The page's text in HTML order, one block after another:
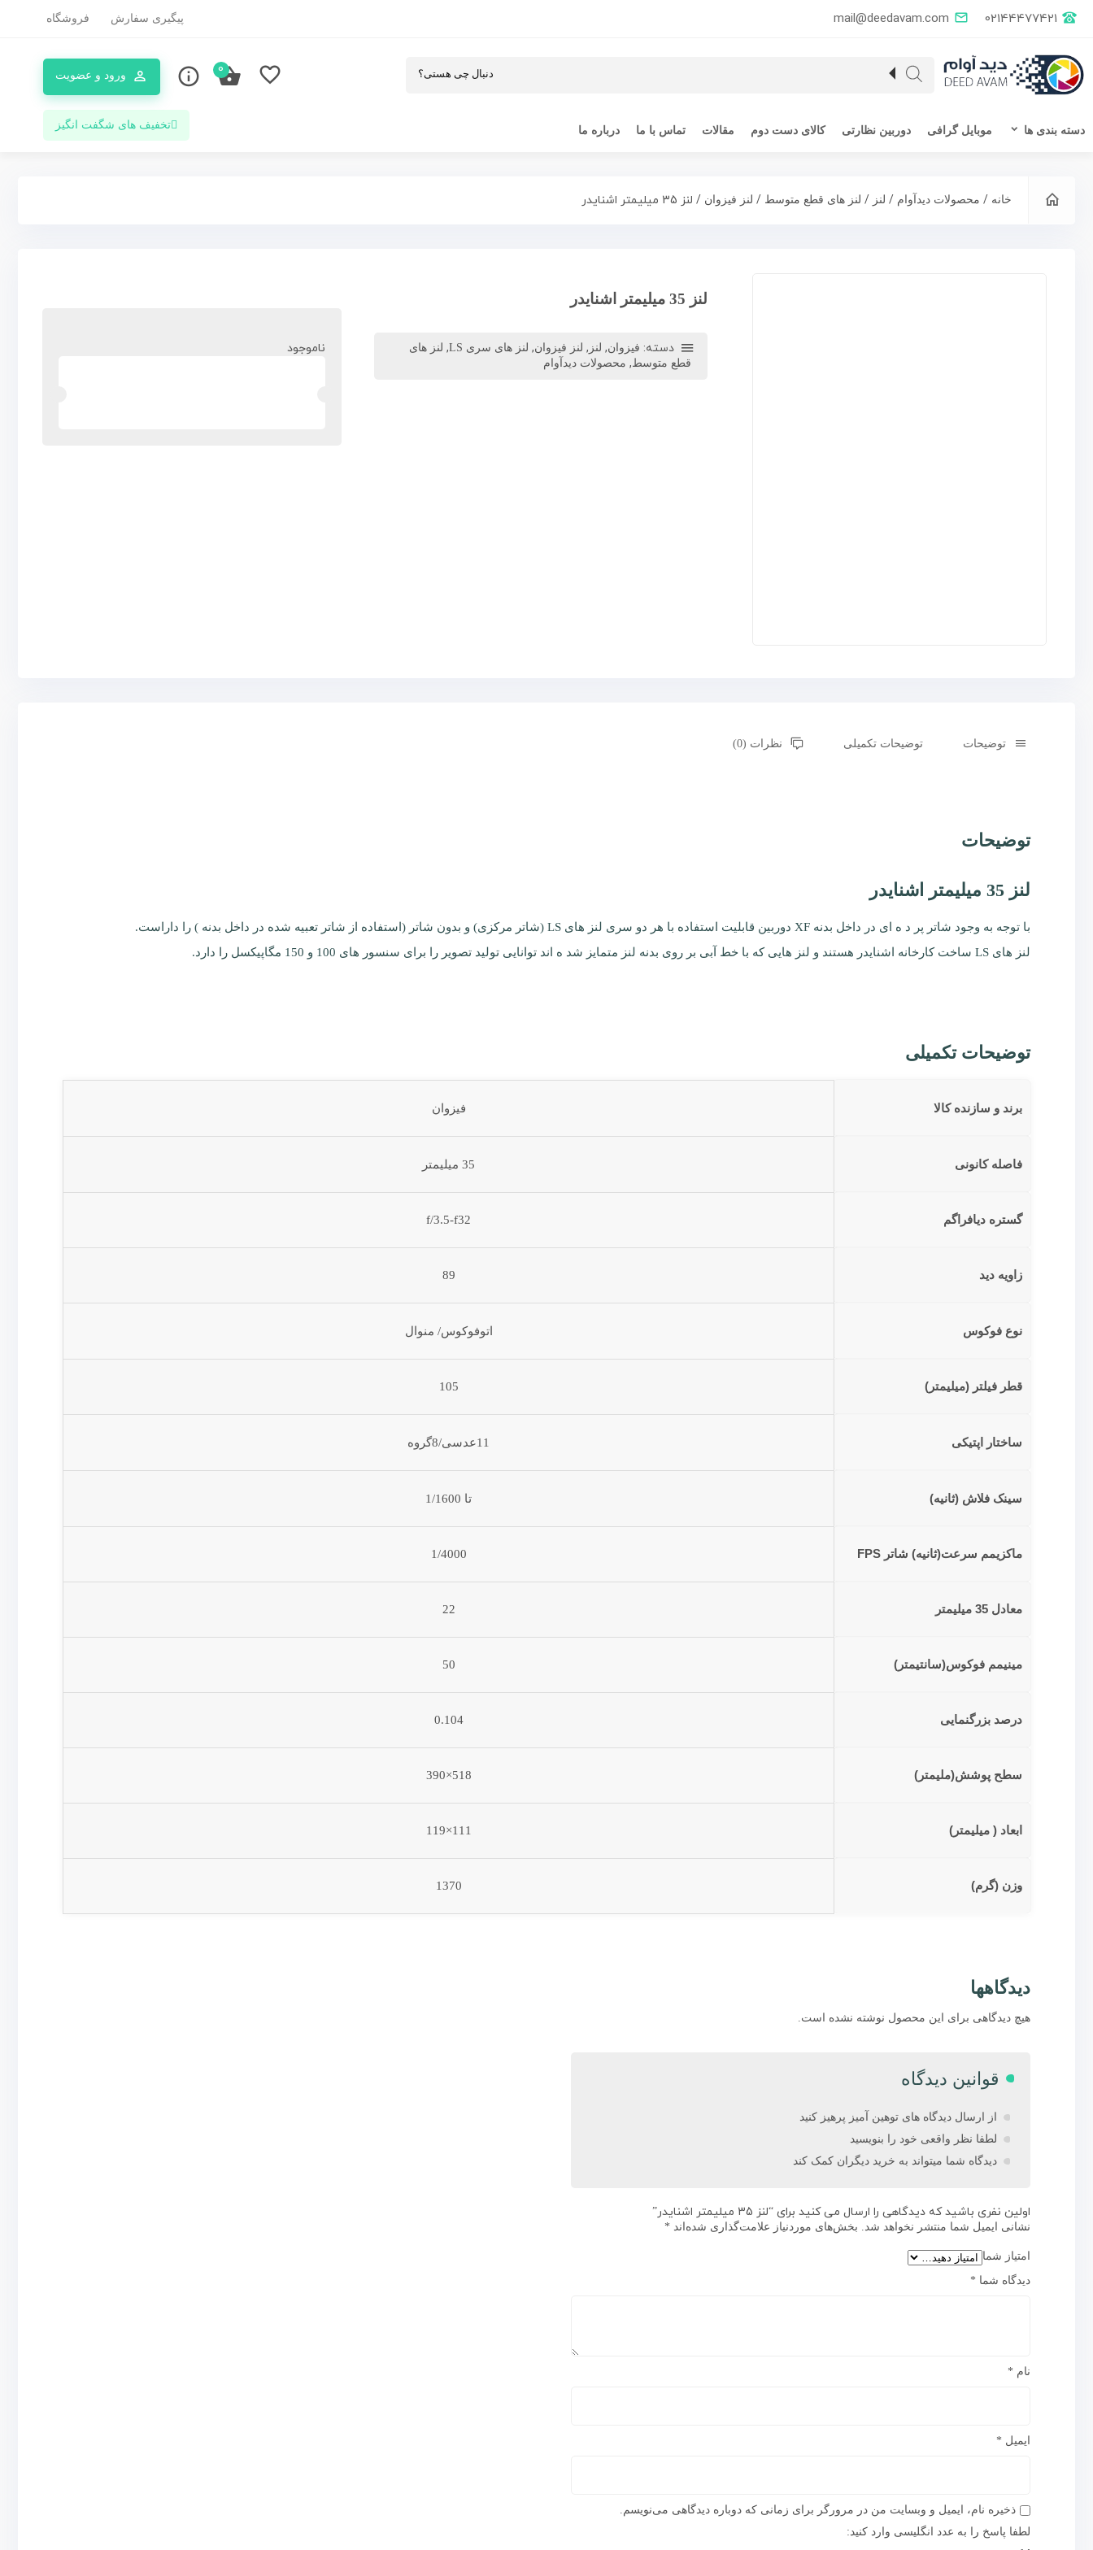
mail@deedavam.com 02144477421 پیگیری سفارش فروشگاه
ورود و عضویت 0
دسته بندی ها موبایل گرافی دوربین نظارتی کالای دست دوم مقالات تماس با ما درباره ما تخفیف های شگفت انگیز
خانه / محصولات دیدآوام / لنز / لنز های قطع متوسط / لنز فیزوان / لنز 35 میلیمتر اشنایدر
لنز 35 میلیمتر اشنایدر
دسته: فیزوان, لنز , لنز فیزوان, لنز های سری LS , لنز های
قطع متوسط, محصولات دیدآوام
ناموجود
توضیحات توضیحات تکمیلی نظرات (0)
توضیحات
لنز 35 میلیمتر اشنایدر
با توجه به وجود شاتر پر د ه ای در داخل بدنه XF دوربین قابلیت استفاده با هر دو سری لنز های LS (شاتر مرکزی) و بدون شاتر (استفاده از شاتر تعبیه شده در داخل بدنه ) را داراست.
لنز های LS ساخت کارخانه اشنایدر هستند و لنز هایی که با خط آبی بر روی بدنه لنز متمایز شد ه اند توانایی تولید تصویر را برای سنسور های 100 و 150 مگاپیکسل را دارد.
توضیحات تکمیلی
برند و سازنده کالا فیزوان
فاصله کانونی 35 میلیمتر
گستره دیافراگم f/3.5-f32
زاویه دید 89
نوع فوکوس اتوفوکوس/ منوال
قطر فیلتر (میلیمتر) 105
ساختار اپتیکی 11عدسی/8گروه
سینک فلاش (ثانیه) تا 1/1600
ماکزیمم سرعت(ثانیه) شاتر FPS 1/4000
معادل 35 میلیمتر 22
مینیمم فوکوس(سانتیمتر) 50
درصد بزرگنمایی 0.104
سطح پوشش(ملیمتر) 518×390
ابعاد ( میلیمتر) 111×119
وزن (گرم) 1370
دیدگاهها
هیچ دیدگاهی برای این محصول نوشته نشده است.
قوانین دیدگاه
از ارسال دیدگاه های توهین آمیز پرهیز کنید
لطفا نظر واقعی خود را بنویسید
دیدگاه شما میتواند به خرید دیگران کمک کند
اولین نفری باشید که دیدگاهی را ارسال می کنید برای “لنز 35 میلیمتر اشنایدر”
نشانی ایمیل شما منتشر نخواهد شد. بخش‌های موردنیاز علامت‌گذاری شده‌اند *
امتیاز شما
دیدگاه شما *
نام *
ایمیل *
ذخیره نام، ایمیل و وبسایت من در مرورگر برای زمانی که دوباره دیدگاهی می‌نویسم.
لطفا پاسخ را به عدد انگلیسی وارد کنید: